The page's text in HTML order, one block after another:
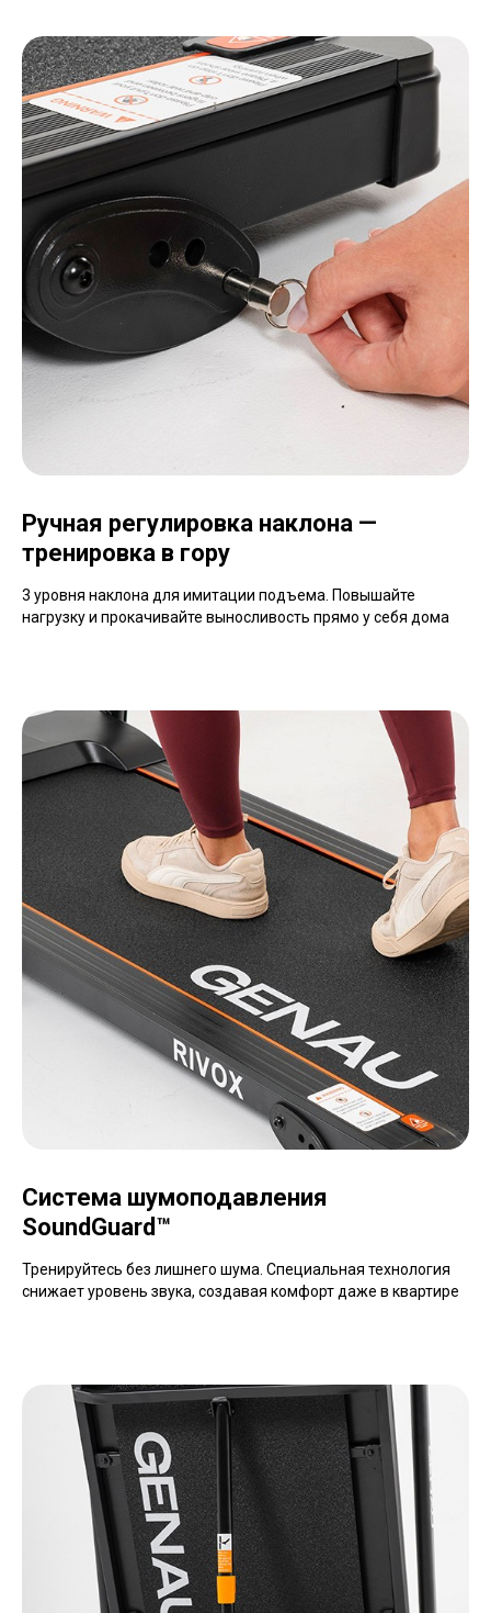
Ручная регулировка наклона —
тренировка в гору
3 уровня наклона для имитации подъема. Повышайте
нагрузку и прокачивайте выносливость прямо у себя дома
Система шумоподавления
SoundGuard™
Тренируйтесь без лишнего шума. Специальная технология
снижает уровень звука, создавая комфорт даже в квартире